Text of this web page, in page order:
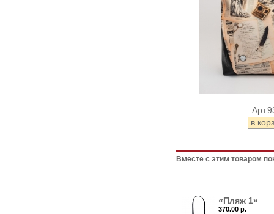
Вместе с этим товаром
«Пляж 1»
370.00 р.